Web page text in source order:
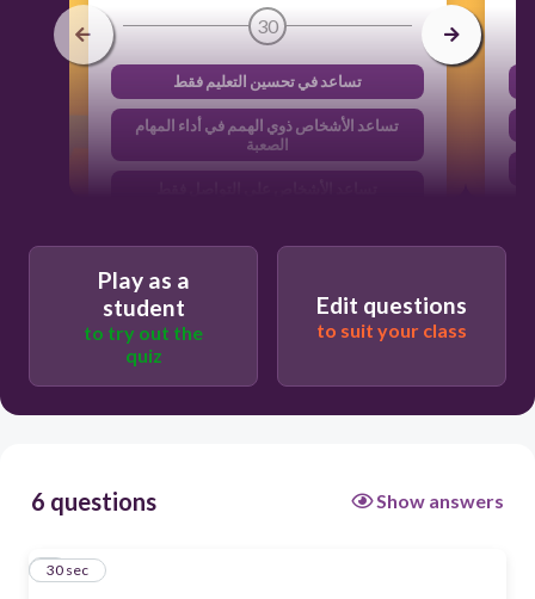
30
تساعد في تحسين التعليم فقط
تساعد الأشخاص ذوي الهمم في أداء المهام
الصعبة
Play as a
student
to try out the
quiz
Edit questions
to suit your class
6 questions Show answers
1
30 sec